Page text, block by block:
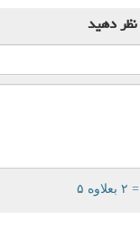
نظر دهید
= ۲ بعلاوه ۵